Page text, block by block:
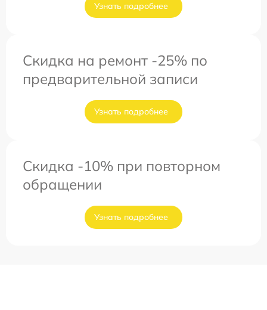
Узнать подробнее
Скидка на ремонт -25% по
предварительной записи
Узнать подробнее
Скидка -10% при повторном
обращении
Узнать подробнее